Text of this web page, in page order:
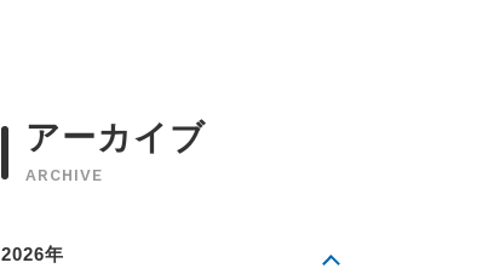
アーカイブ
ARCHIVE
2026年